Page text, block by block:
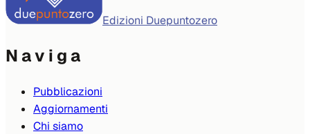
Edizioni Duepuntozero
Naviga
Pubblicazioni
Aggiornamenti
Chi siamo